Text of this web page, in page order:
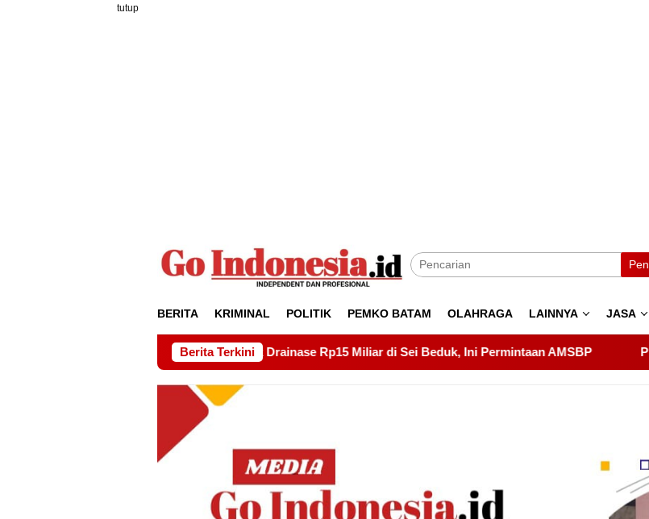
tutup
BERITA KRIMINAL POLITIK PEMKO BATAM OLAHRAGA LAINNYA JASA
Berita Terkini
Proyek Drainase Rp15 Miliar di Sei Beduk, Ini Permintaan AMSBP Program PWO Dwipa Kepri